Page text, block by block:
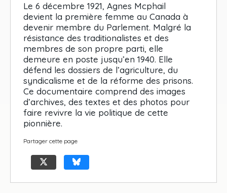
Le 6 décembre 1921, Agnes Mcphail
devient la première femme au Canada à
devenir membre du Parlement. Malgré la
résistance des traditionalistes et des
membres de son propre parti, elle
demeure en poste jusqu’en 1940. Elle
défend les dossiers de l’agriculture, du
syndicalisme et de la réforme des prisons.
Ce documentaire comprend des images
d’archives, des textes et des photos pour
faire revivre la vie politique de cette
pionnière.
Partager cette page